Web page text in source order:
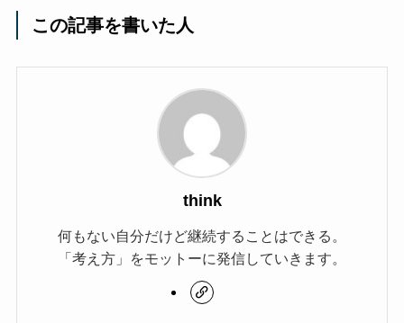
この記事を書いた人
think
何もない自分だけど継続することはできる。
「考え方」をモットーに発信していきます。